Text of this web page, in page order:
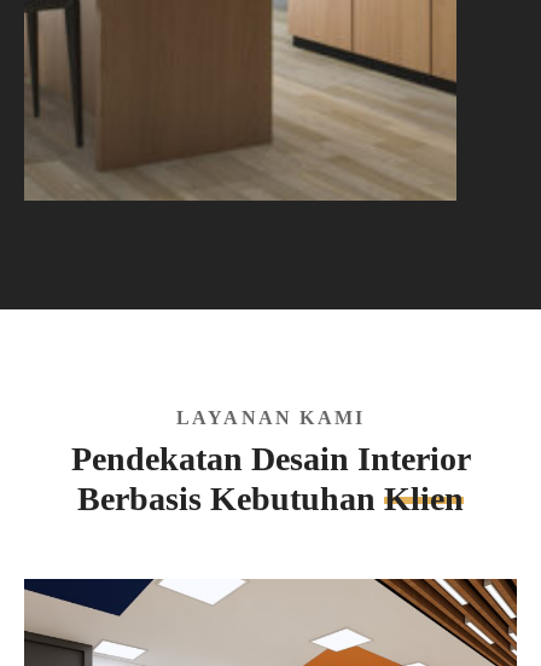
LAYANAN KAMI
Pendekatan Desain Interior
Berbasis Kebutuhan Klien